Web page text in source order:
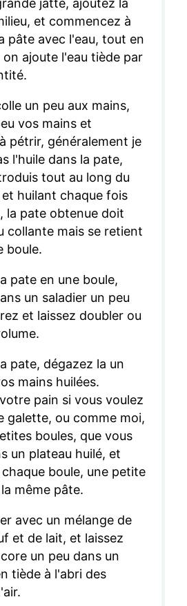
jatte, ajoutez la
et commencez à
pâte avec l'eau, tout en
ajoute l'eau tiède par
un peu aux mains,
vos mains et
pétrir, généralement je
l'huile dans la pate,
tout au long du
huilant chaque fois
la pate obtenue doit
collante mais se retient
boule.
pate en une boule,
un saladier un peu
et laissez doubler ou
pate, dégazez la un
mains huilées.
pain si vous voulez
galette, ou comme moi,
boules, que vous
un plateau huilé, et
boule, une petite
même pâte.
avec un mélange de
et de lait, et laissez
un peu dans un
tiède à l'abri des